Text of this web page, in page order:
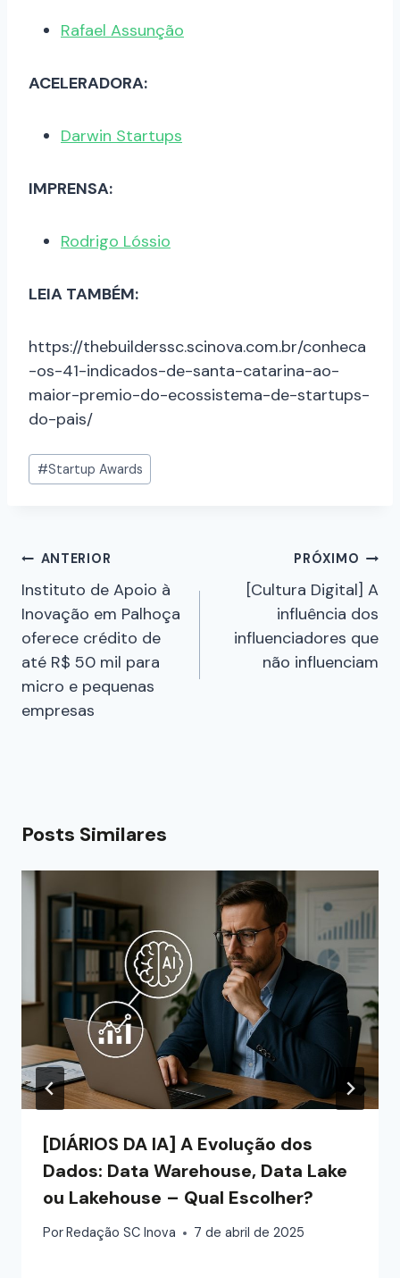
Rafael Assunção
ACELERADORA:
Darwin Startups
IMPRENSA:
Rodrigo Lóssio
LEIA TAMBÉM:
https://thebuilderssc.scinova.com.br/conheca
-os-41-indicados-de-santa-catarina-ao-
maior-premio-do-ecossistema-de-startups-
do-pais/
#Startup Awards
ANTERIOR
Instituto de Apoio à
Inovação em Palhoça
oferece crédito de
até R$ 50 mil para
micro e pequenas
empresas
PRÓXIMO
[Cultura Digital] A
influência dos
influenciadores que
não influenciam
Posts Similares
[DIÁRIOS DA IA] A Evolução dos
Dados: Data Warehouse, Data Lake
ou Lakehouse – Qual Escolher?
Por Redação SC Inova 7 de abril de 2025